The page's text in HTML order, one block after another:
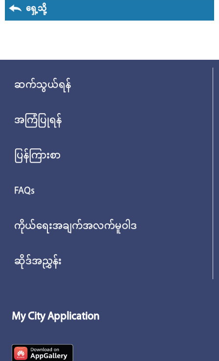
ရှေ့သို့
ဆက်သွယ်ရန်
အကြံပြုရန်
ပြန်ကြားစာ
FAQs
ကိုယ်ရေးအချက်အလက်မူဝါဒ
ဆိုဒ်အညွှန်း
My City Application